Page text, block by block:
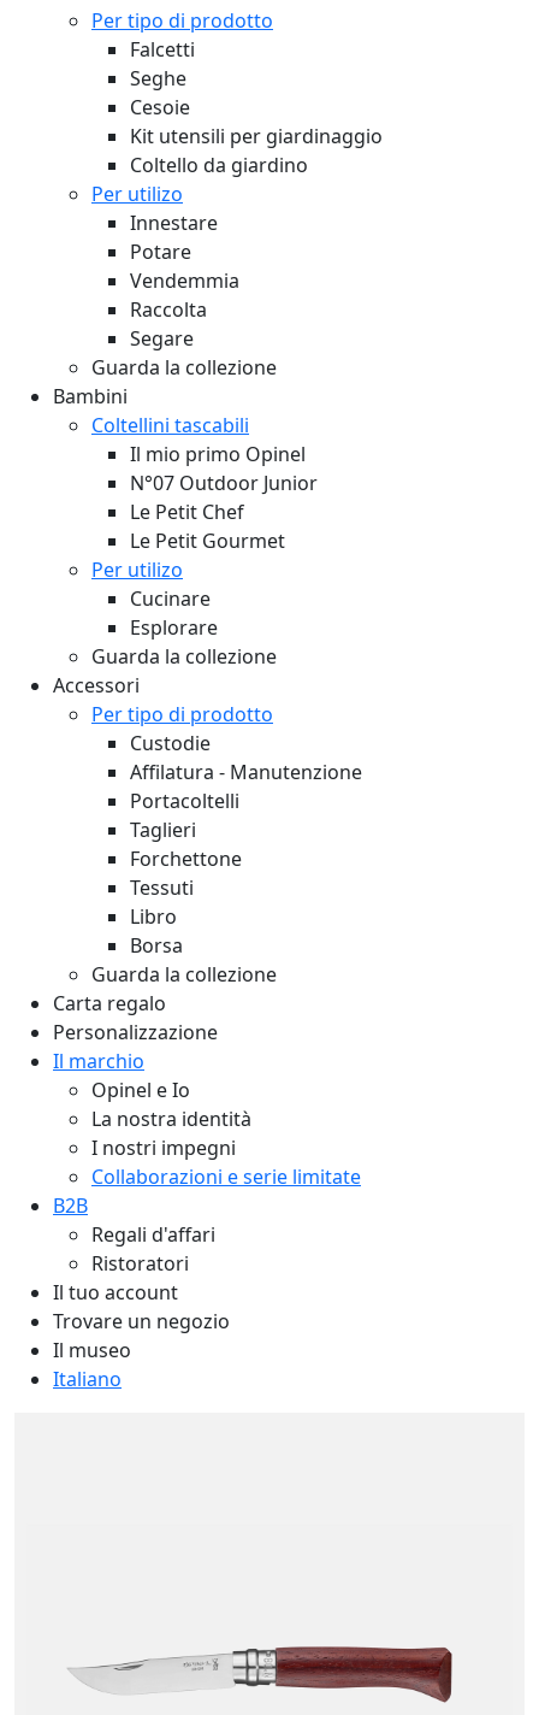
Per tipo di prodotto
Falcetti
Seghe
Cesoie
Kit utensili per giardinaggio
Coltello da giardino
Per utilizo
Innestare
Potare
Vendemmia
Raccolta
Segare
Guarda la collezione
Bambini
Coltellini tascabili
Il mio primo Opinel
N°07 Outdoor Junior
Le Petit Chef
Le Petit Gourmet
Per utilizo
Cucinare
Esplorare
Guarda la collezione
Accessori
Per tipo di prodotto
Custodie
Affilatura - Manutenzione
Portacoltelli
Taglieri
Forchettone
Tessuti
Libro
Borsa
Guarda la collezione
Carta regalo
Personalizzazione
Il marchio
Opinel e Io
La nostra identità
I nostri impegni
Collaborazioni e serie limitate
B2B
Regali d'affari
Ristoratori
Il tuo account
Trovare un negozio
Il museo
Italiano